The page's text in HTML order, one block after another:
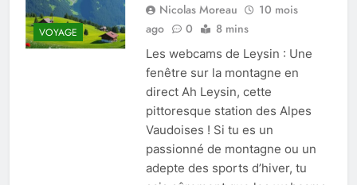
VOYAGE
Nicolas Moreau
10 mois
ago
0 8 mins
Les webcams de Leysin : Une
fenêtre sur la montagne en
direct Ah Leysin, cette
pittoresque station des Alpes
Vaudoises ! Si tu es un
passionné de montagne ou un
adepte des sports d’hiver, tu